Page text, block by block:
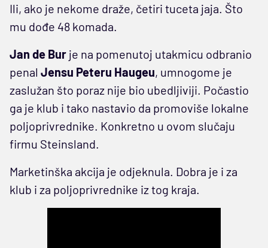
Ili, ako je nekome draže, četiri tuceta jaja. Što
mu dođe 48 komada.
Jan de Bur je na pomenutoj utakmicu odbranio
penal Jensu Peteru Haugeu, umnogome je
zaslužan što poraz nije bio ubedljiviji. Počastio
ga je klub i tako nastavio da promoviše lokalne
poljoprivrednike. Konkretno u ovom slučaju
firmu Steinsland.
Marketinška akcija je odjeknula. Dobra je i za
klub i za poljoprivrednike iz tog kraja.